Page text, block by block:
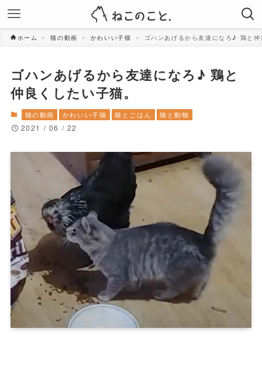
ホーム 猫の動画 かわいい子猫 ゴハンあげるから友達になろ♪ 鶏と
ゴハンあげるから友達になろ♪ 鶏と
仲良くしたい子猫。
猫の動画 かわいい子猫 猫とごはん 猫と動物
2021 / 06 / 22